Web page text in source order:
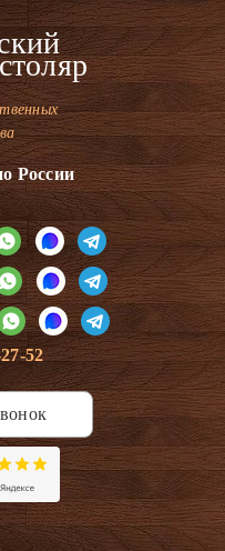
России
52